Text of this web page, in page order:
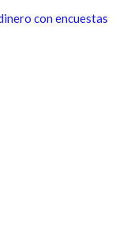
con encuestas